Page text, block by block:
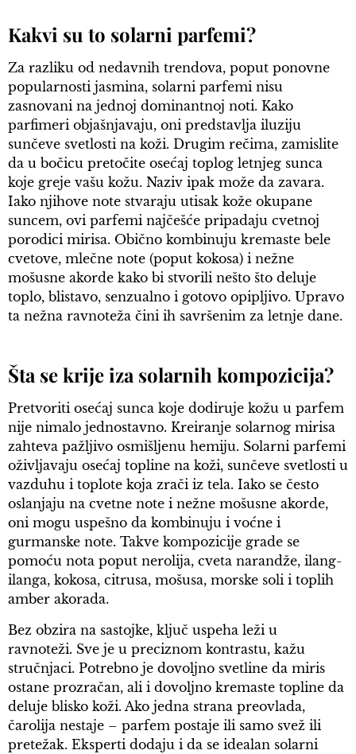
Kakvi su to solarni parfemi?
Za razliku od nedavnih trendova, poput ponovne
popularnosti jasmina, solarni parfemi nisu
zasnovani na jednoj dominantnoj noti. Kako
parfimeri objašnjavaju, oni predstavlja iluziju
sunčeve svetlosti na koži. Drugim rečima, zamislite
da u bočicu pretočite osećaj toplog letnjeg sunca
koje greje vašu kožu. Naziv ipak može da zavara.
Iako njihove note stvaraju utisak kože okupane
suncem, ovi parfemi najčešće pripadaju cvetnoj
porodici mirisa. Obično kombinuju kremaste bele
cvetove, mlečne note (poput kokosa) i nežne
mošusne akorde kako bi stvorili nešto što deluje
toplo, blistavo, senzualno i gotovo opipljivo. Upravo
ta nežna ravnoteža čini ih savršenim za letnje dane.
Šta se krije iza solarnih kompozicija?
Pretvoriti osećaj sunca koje dodiruje kožu u parfem
nije nimalo jednostavno. Kreiranje solarnog mirisa
zahteva pažljivo osmišljenu hemiju. Solarni parfemi
oživljavaju osećaj topline na koži, sunčeve svetlosti u
vazduhu i toplote koja zrači iz tela. Iako se često
oslanjaju na cvetne note i nežne mošusne akorde,
oni mogu uspešno da kombinuju i voćne i
gurmanske note. Takve kompozicije grade se
pomoću nota poput nerolija, cveta narandže, ilang-
ilanga, kokosa, citrusa, mošusa, morske soli i toplih
amber akorada.
Bez obzira na sastojke, ključ uspeha leži u
ravnoteži. Sve je u preciznom kontrastu, kažu
stručnjaci. Potrebno je dovoljno svetline da miris
ostane prozračan, ali i dovoljno kremaste topline da
deluje blisko koži. Ako jedna strana preovlada,
čarolija nestaje – parfem postaje ili samo svež ili
pretežak. Eksperti dodaju i da se idealan solarni